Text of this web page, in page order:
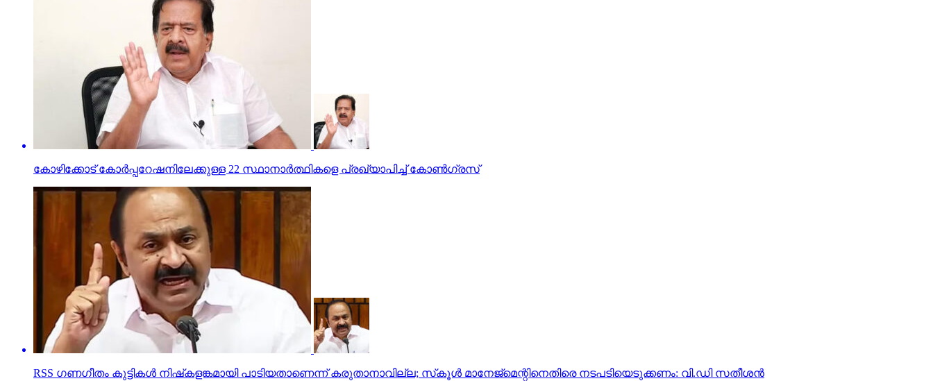
കോഴിക്കോട് കോര്‍പ്പറേഷനിലേക്കുള്ള 22 സ്ഥാനാര്‍ത്ഥികളെ പ്രഖ്യാപിച്ച് കോണ്‍ഗ്രസ്
RSS ഗണഗീതം കുട്ടികള്‍ നിഷ്‌കളങ്കമായി പാടിയതാണെന്ന് കരുതാനാവില്ല; സ്‌കൂള്‍ മാനേജ്‌മെന്റിനെതിരെ നടപടിയെടുക്കണം: വി.ഡി സതീശന്‍